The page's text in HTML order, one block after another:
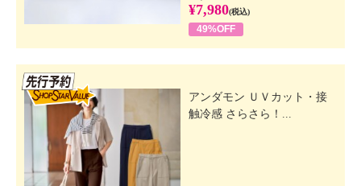
¥7,980(税込)
49%OFF
アンダモン ＵＶカット・接
触冷感 さらさら！...